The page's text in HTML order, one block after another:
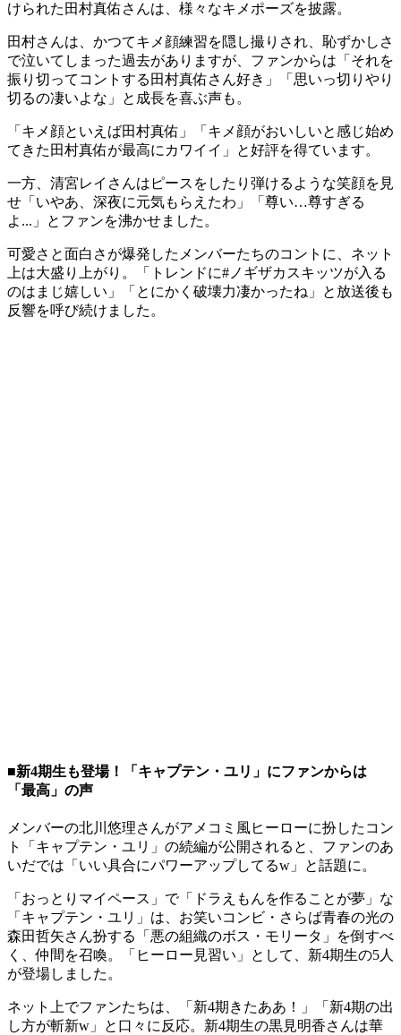
けられた田村真佑さんは、様々なキメポーズを披露。
田村さんは、かつてキメ顔練習を隠し撮りされ、恥ずかしさ
で泣いてしまった過去がありますが、ファンからは「それを
振り切ってコントする田村真佑さん好き」「思いっ切りやり
切るの凄いよな」と成長を喜ぶ声も。
「キメ顔といえば田村真佑」「キメ顔がおいしいと感じ始め
てきた田村真佑が最高にカワイイ」と好評を得ています。
一方、清宮レイさんはピースをしたり弾けるような笑顔を見
せ「いやあ、深夜に元気もらえたわ」「尊い…尊すぎる
よ...」とファンを沸かせました。
可愛さと面白さが爆発したメンバーたちのコントに、ネット
上は大盛り上がり。「トレンドに#ノギザカスキッツが入る
のはまじ嬉しい」「とにかく破壊力凄かったね」と放送後も
反響を呼び続けました。
■新4期生も登場！「キャプテン・ユリ」にファンからは
「最高」の声
メンバーの北川悠理さんがアメコミ風ヒーローに扮したコン
ト「キャプテン・ユリ」の続編が公開されると、ファンのあ
いだでは「いい具合にパワーアップしてるw」と話題に。
「おっとりマイペース」で「ドラえもんを作ることが夢」な
「キャプテン・ユリ」は、お笑いコンビ・さらば青春の光の
森田哲矢さん扮する「悪の組織のボス・モリータ」を倒すべ
く、仲間を召喚。「ヒーロー見習い」として、新4期生の5人
が登場しました。
ネット上でファンたちは、「新4期きたああ！」「新4期の出
し方が斬新w」と口々に反応。新4期生の黒見明香さんは華